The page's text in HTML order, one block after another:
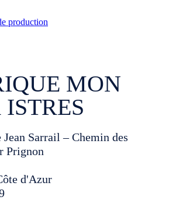
MON
Sarrail – Chemin des
Prignon
d'Azur